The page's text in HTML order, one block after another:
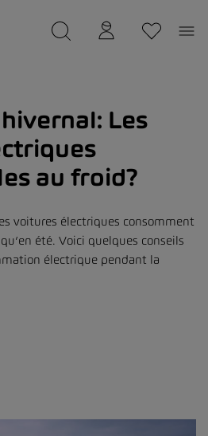
Les
au froid?
voitures électriques consomment
été. Voici quelques conseils
électrique pendant la